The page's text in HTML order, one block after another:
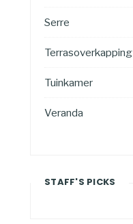
Serre
Terrasoverkapping
Tuinkamer
Veranda
STAFF'S PICKS